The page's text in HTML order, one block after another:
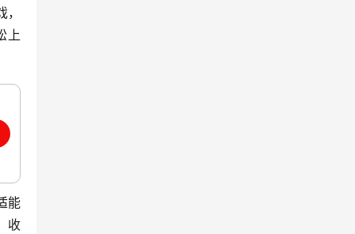
上
能
收